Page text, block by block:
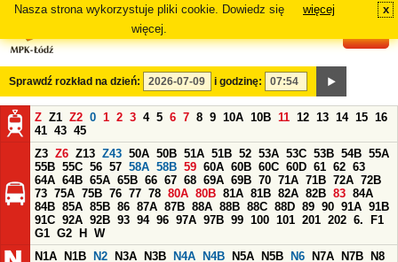
Nasza strona wykorzystuje pliki cookie. Dowiedz się
więcej.
więcej x
Sprawdź rozkład na dzień: i godzinę:
Z Z1 Z2 0 1 2 3 4 5 6 7 8 9 10A 10B 11 12 13 14 15 16
41 43 45
Z3 Z6 Z13 Z43 50A 50B 51A 51B 52 53A 53C 53B 54B 55A
55B 55C 56 57 58A 58B 59 60A 60B 60C 60D 61 62 63
64A 64B 65A 65B 66 67 68 69A 69B 70 71A 71B 72A 72B
73 75A 75B 76 77 78 80A 80B 81A 81B 82A 82B 83 84A
84B 85A 85B 86 87A 87B 88A 88B 88C 88D 89 90 91A 91B
91C 92A 92B 93 94 96 97A 97B 99 100 101 201 202 6.
F1
G1 G2 H
W
N1A
N1B N2 N3A N3B N4A N4B N5A N5B N6 N7A N7B
N8